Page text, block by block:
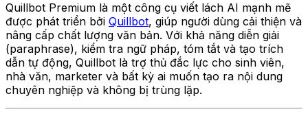
Quillbot Premium là một công cụ viết lách AI mạnh mẽ
được phát triển bởi Quillbot, giúp người dùng cải thiện và
nâng cấp chất lượng văn bản. Với khả năng diễn giải
(paraphrase), kiểm tra ngữ pháp, tóm tắt và tạo trích
dẫn tự động, Quillbot là trợ thủ đắc lực cho sinh viên,
nhà văn, marketer và bất kỳ ai muốn tạo ra nội dung
chuyên nghiệp và không bị trùng lặp.